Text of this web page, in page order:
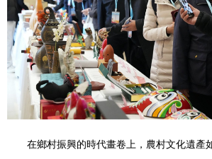
在鄉村振興的時代畫卷上，農村文化遺產